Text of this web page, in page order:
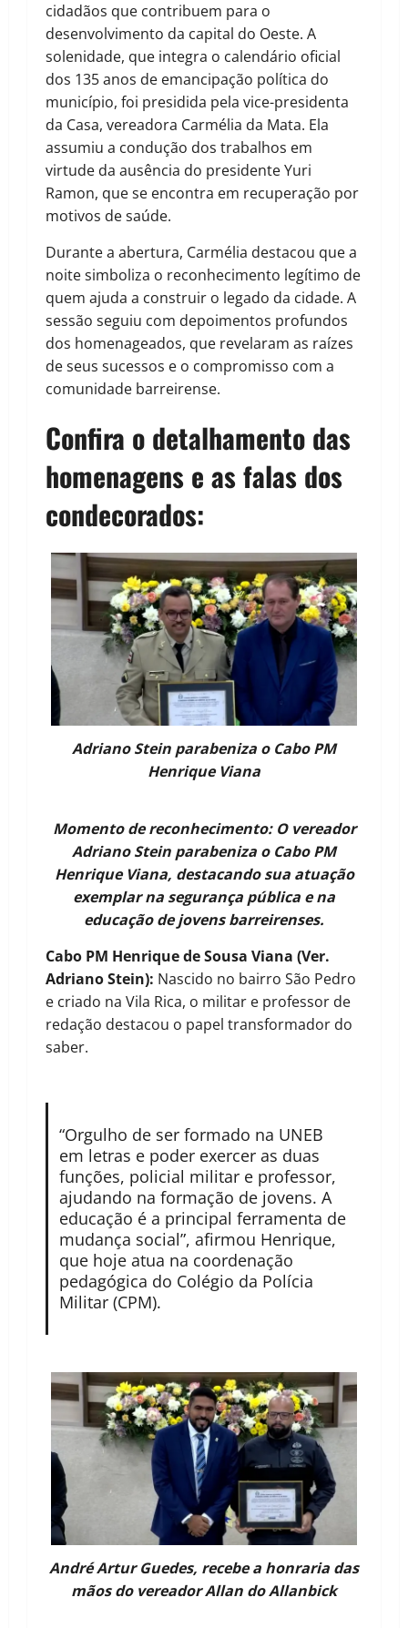
cidadãos que contribuem para o
desenvolvimento da capital do Oeste. A
solenidade, que integra o calendário oficial
dos 135 anos de emancipação política do
município, foi presidida pela vice-presidenta
da Casa, vereadora Carmélia da Mata. Ela
assumiu a condução dos trabalhos em
virtude da ausência do presidente Yuri
Ramon, que se encontra em recuperação por
motivos de saúde.
Durante a abertura, Carmélia destacou que a
noite simboliza o reconhecimento legítimo de
quem ajuda a construir o legado da cidade. A
sessão seguiu com depoimentos profundos
dos homenageados, que revelaram as raízes
de seus sucessos e o compromisso com a
comunidade barreirense.
Confira o detalhamento das
homenagens e as falas dos
condecorados:
Adriano Stein parabeniza o Cabo PM
Henrique Viana
Momento de reconhecimento: O vereador
Adriano Stein parabeniza o Cabo PM
Henrique Viana, destacando sua atuação
exemplar na segurança pública e na
educação de jovens barreirenses.
Cabo PM Henrique de Sousa Viana (Ver.
Adriano Stein): Nascido no bairro São Pedro
e criado na Vila Rica, o militar e professor de
redação destacou o papel transformador do
saber.
“Orgulho de ser formado na UNEB
em letras e poder exercer as duas
funções, policial militar e professor,
ajudando na formação de jovens. A
educação é a principal ferramenta de
mudança social”, afirmou Henrique,
que hoje atua na coordenação
pedagógica do Colégio da Polícia
Militar (CPM).
André Artur Guedes, recebe a honraria das
mãos do vereador Allan do Allanbick